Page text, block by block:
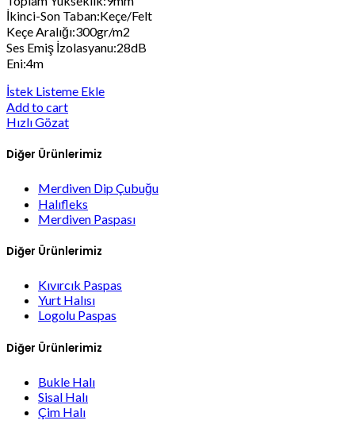
İkinci-Son Taban:Keçe/Felt
Keçe Aralığı:300gr/m2
Ses Emiş İzolasyanu:28dB
Eni:4m
İstek Listeme Ekle
Add to cart
Hızlı Gözat
Diğer Ürünlerimiz
Merdiven Dip Çubuğu
Halıfleks
Merdiven Paspası
Diğer Ürünlerimiz
Kıvırcık Paspas
Yurt Halısı
Logolu Paspas
Diğer Ürünlerimiz
Bukle Halı
Sisal Halı
Çim Halı